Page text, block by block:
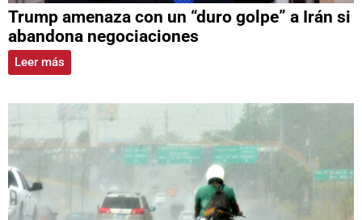
Trump amenaza con un “duro golpe” a Irán si
abandona negociaciones
Leer más